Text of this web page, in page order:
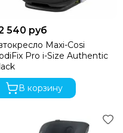
540 руб
Maxi-Cosi
Pro i-Size Authentic
В корзину